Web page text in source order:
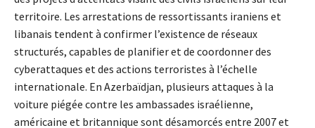
territoire. Les arrestations de ressortissants iraniens et
libanais tendent à confirmer l’existence de réseaux
structurés, capables de planifier et de coordonner des
cyberattaques et des actions terroristes à l’échelle
internationale. En Azerbaïdjan, plusieurs attaques à la
voiture piégée contre les ambassades israélienne,
américaine et britannique sont désamorcés entre 2007 et